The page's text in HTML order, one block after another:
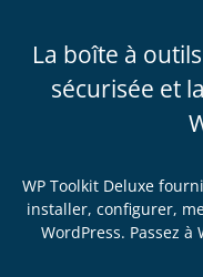
La boîte à
sécurisée et
WP Toolkit Deluxe
installer, configurer,
WordPress. Passez